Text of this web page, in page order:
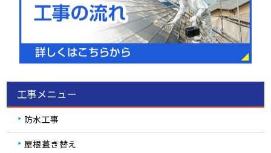
工事メニュー
防水工事
屋根葺き替え